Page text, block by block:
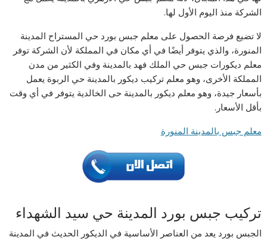
الشركة منذ اليوم الأول لها.
لا تضيع فرصة الحصول على معلم جبس بورد حي المستراح المدينة
المنورة، والذي يتوفر أيضًا في أي مكان في المملكة لأن الشركة توفر
معلم ديكورات جبس حي الملك فهد بالمدينة وفي الكثير من مدن
المملكة الأخرى، وهو معلم تركيب ديكور بالمدينة حي الربوة يعمل
بأسعار جيدة، وهو معلم ديكور بالمدينة حى الخالدية يتوفر في أي وقت
بأقل الأسعار.
معلم جبس بالمدينة المنورة
تركيب جبس بورد المدينة حي سيد الشهداء
الجبس بورد يعد من العناصر الأساسية في الديكور الحديث في المدينة